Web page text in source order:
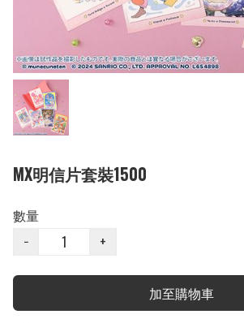
MX明信片套裝1500
數量
−
+
加至購物車